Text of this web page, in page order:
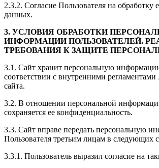
2.3.2. Согласие Пользователя на обработку
данных.
3. УСЛОВИЯ ОБРАБОТКИ
ИНФОРМАЦИИ ПОЛЬЗОВАТЕЛЕЙ.
ТРЕБОВАНИЯ К ЗАЩИТЕ
3.1. Сайт хранит персональную
соответствии с внутренними
сайта.
3.2. В отношении персональной
сохраняется ее конфиденциальность.
3.3. Сайт вправе передать персональную
Пользователя третьим лицам в следующих
3.3.1. Пользователь выразил согласие на